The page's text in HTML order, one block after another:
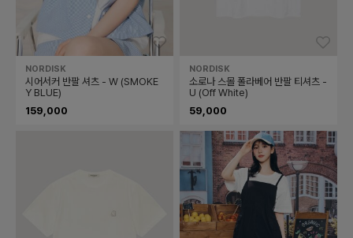
좋아요
NORDISK
시어서커 반팔 셔츠 - W (SMOKE
Y BLUE)
159,000
NORDISK
소로나 스몰 폴라베어 반팔 티셔츠 -
U (Off White)
59,000